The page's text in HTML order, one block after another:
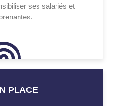
ses salariés et
PLACE